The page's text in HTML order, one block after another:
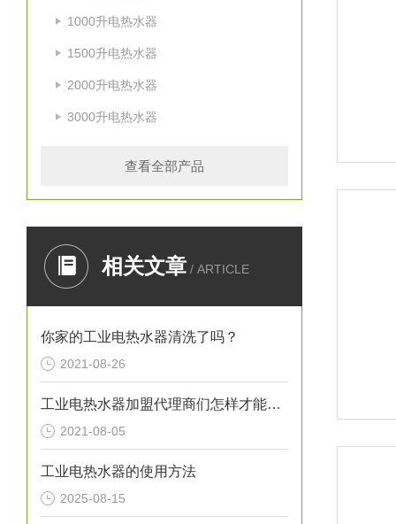
1000升电热水器
1500升电热水器
2000升电热水器
3000升电热水器
查看全部产品
相关文章 / ARTICLE
你家的工业电热水器清洗了吗？
2021-08-26
工业电热水器加盟代理商们怎样才能让自己的事业风生水起呢？
2021-08-05
工业电热水器的使用方法
2025-08-15